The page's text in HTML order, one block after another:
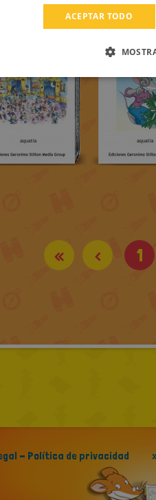
« < 1
- Política de privacidad
ACEPTAR TODO